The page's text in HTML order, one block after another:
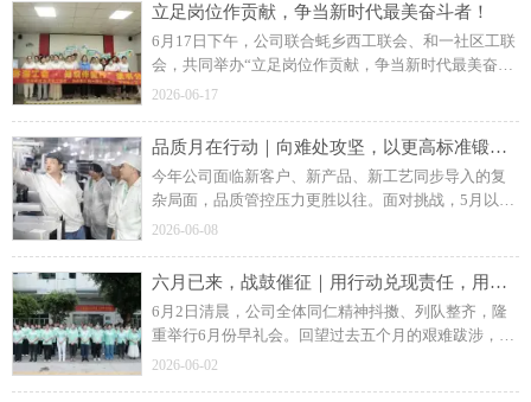
立足岗位作贡献，争当新时代最美奋斗者！
6月17日下午，公司联合蚝乡西工联会、和一社区工联
会，共同举办“立足岗位作贡献，争当新时代最美奋斗
者”读书分享活动，把学习课堂搬进企业园区，把暖心
2026-06-17
品质月在行动｜向难处攻坚，以更高标准锻造品质新常态
今年公司面临新客户、新产品、新工艺同步导入的复
杂局面，品质管控压力更胜以往。面对挑战，5月以
来，江元智造全面深入开展“品质活动月”，以现场改
处处守标准”的文化氛围，推动品质管理再上新台阶。
2026-06-08
六月已来，战鼓催征｜用行动兑现责任，用结果回应期待！
6月2日清晨，公司全体同仁精神抖擞、列队整齐，隆
重举行6月份早礼会。回望过去五个月的艰难跋涉，展
望六月订单饱满、形势向好的新局，全体同事以昂扬
2026-06-02